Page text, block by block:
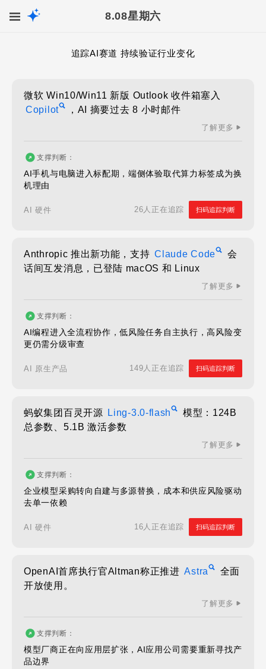
8.08星期六
追踪AI赛道 持续验证行业变化
微软 Win10/Win11 新版 Outlook 收件箱塞入
Copilot
，AI 摘要过去 8 小时邮件
了解更多
支撑判断：
AI手机与电脑进入标配期，端侧体验取代算力标签成为换
机理由
AI 硬件 26人正在追踪 扫码追踪判断
Anthropic 推出新功能，支持 Claude Code
会
话间互发消息，已登陆 macOS 和 Linux
了解更多
支撑判断：
AI编程进入全流程协作，低风险任务自主执行，高风险变
更仍需分级审查
AI 原生产品 149人正在追踪 扫码追踪判断
蚂蚁集团百灵开源 Ling-3.0-flash
模型：124B
总参数、5.1B 激活参数
了解更多
支撑判断：
企业模型采购转向自建与多源替换，成本和供应风险驱动
去单一依赖
AI 硬件 16人正在追踪 扫码追踪判断
OpenAI首席执行官Altman称正推进 Astra
全面
开放使用。
了解更多
支撑判断：
模型厂商正在向应用层扩张，AI应用公司需要重新寻找产
品边界